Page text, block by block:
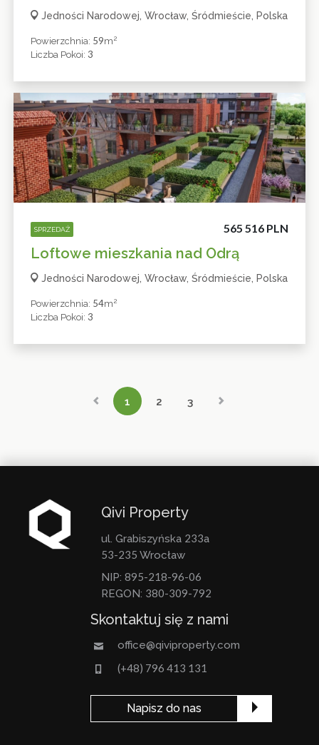
Jedności Narodowej, Wrocław, Śródmieście, Polska
Powierzchnia: 59M2
Liczba Pokoi: 3
SPRZEDAŻ 565 516 PLN
Loftowe mieszkania nad Odrą
Jedności Narodowej, Wrocław, Śródmieście, Polska
Powierzchnia: 54M2
Liczba Pokoi: 3
1 2 3
Qivi Property
ul. Grabiszyńska 233a
53-235 Wrocław
NIP: 895-218-96-06
REGON: 380-309-792
Skontaktuj się z nami
office@qiviproperty.com
(+48) 796 413 131
Napisz do nas